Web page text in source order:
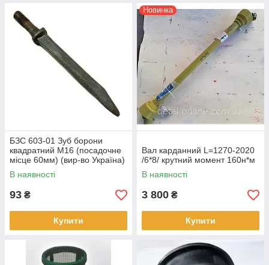
БЗС 603-01 Зуб борони
квадратний М16 (посадочне
місце 60мм) (вир-во Україна)
В наявності
93 ₴
Купити
Новинка
Вал карданний L=1270-2020
/6*8/ крутний момент 160н*м
В наявності
3 800 ₴
Купити